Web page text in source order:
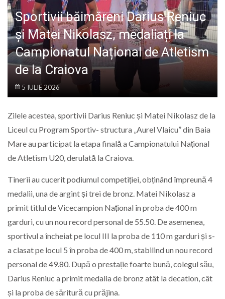
LIFE
Sportivii băimăreni Darius Reniuc
și Matei Nikolasz, medaliați la
Campionatul Național de Atletism
de la Craiova
5 IULIE 2026
Zilele acestea, sportivii Darius Reniuc și Matei Nikolasz de la
Liceul cu Program Sportiv- structura „Aurel Vlaicu” din Baia
Mare au participat la etapa finală a Campionatului Național
de Atletism U20, derulată la Craiova.
Tinerii au cucerit podiumul competiției, obținând împreună 4
medalii, una de argint și trei de bronz. Matei Nikolasz a
primit titlul de Vicecampion Național în proba de 400 m
garduri, cu un nou record personal de 55.50. De asemenea,
sportivul a încheiat pe locul III la proba de 110 m garduri și s-
a clasat pe locul 5 în proba de 400 m, stabilind un nou record
personal de 49.80. După o prestație foarte bună, colegul său,
Darius Reniuc a primit medalia de bronz atât la decatlon, cât
și la proba de săritură cu prăjina.